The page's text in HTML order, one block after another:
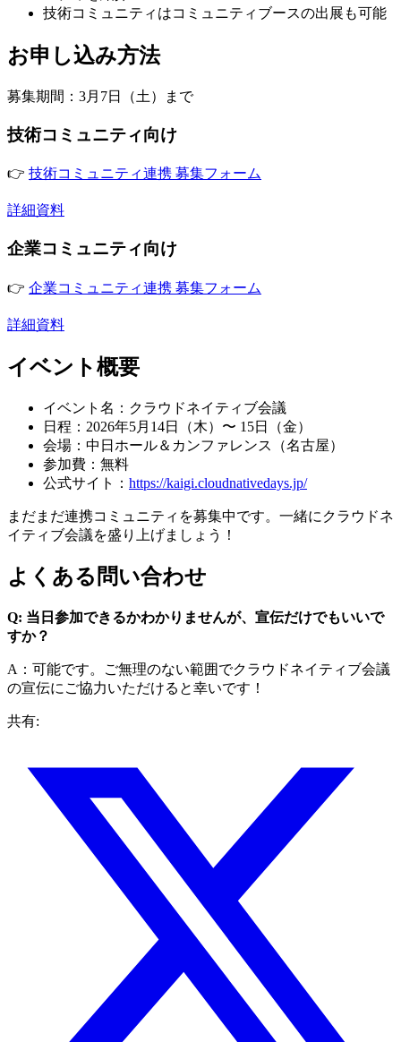
技術コミュニティはコミュニティブースの出展も可能
お申し込み方法
募集期間：3月7日（土）まで
技術コミュニティ向け
👉 技術コミュニティ連携 募集フォーム
詳細資料
企業コミュニティ向け
👉 企業コミュニティ連携 募集フォーム
詳細資料
イベント概要
イベント名：クラウドネイティブ会議
日程：2026年5月14日（木）〜 15日（金）
会場：中日ホール＆カンファレンス（名古屋）
参加費：無料
公式サイト： https://kaigi.cloudnativedays.jp/
まだまだ連携コミュニティを募集中です。一緒にクラウドネ
イティブ会議を盛り上げましょう！
よくある問い合わせ
Q: 当日参加できるかわかりませんが、宣伝だけでもいいで
すか？
A：可能です。ご無理のない範囲でクラウドネイティブ会議
の宣伝にご協力いただけると幸いです！
共有: